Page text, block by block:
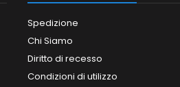
Spedizione
Chi Siamo
Diritto di recesso
Condizioni di utilizzo